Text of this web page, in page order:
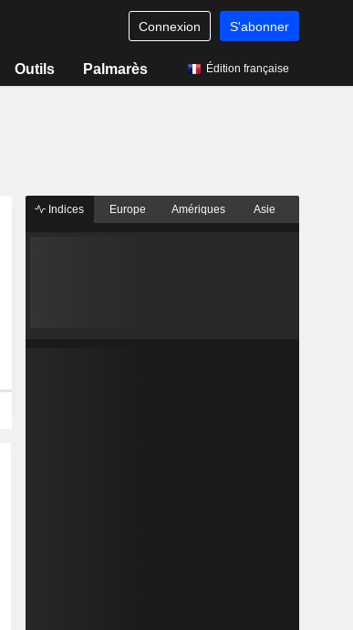
Connexion S'abonner
Outils Palmarès Édition française
Indices Europe Amériques Asie